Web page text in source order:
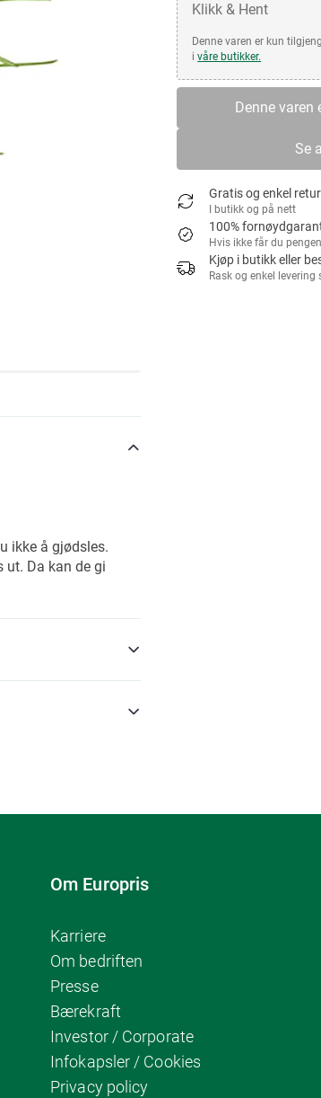
Klikk & Hent
Denne varen er kun
ivåre butikker.
Denne varen
Se
Gratis og enkel retur
I butikk og på nett
100%
Hvis ikke får du
Kjøp i butikk eller
Rask og enkel levering
ikke å gjødsles.
ut. Da kan de gi
Om Europris
Karriere
Om bedriften
Presse
Bærekraft
Investor / Corporate
Infokapsler / Cookies
Privacy policy